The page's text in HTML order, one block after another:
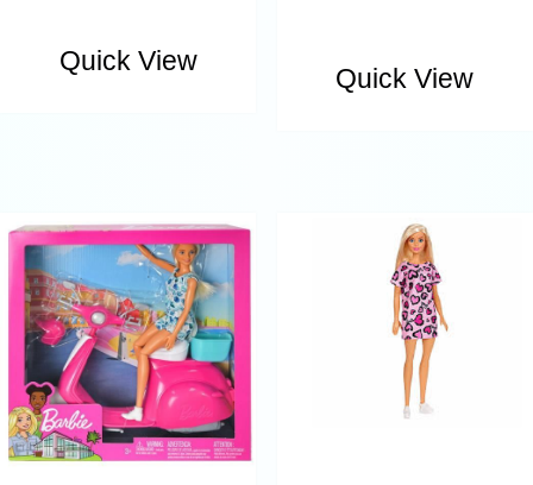
Quick View
Quick View